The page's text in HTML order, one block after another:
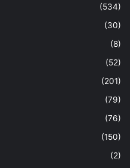
(534)
(30)
(8)
(52)
(201)
(79)
(76)
(150)
(2)